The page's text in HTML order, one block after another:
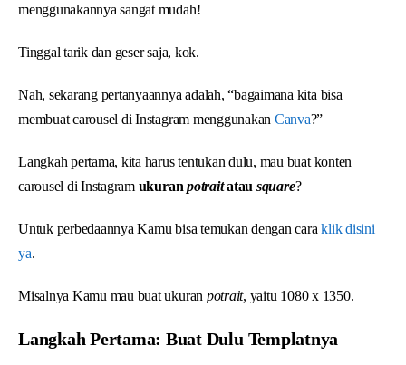
menggunakannya sangat mudah!
Tinggal tarik dan geser saja, kok.
Nah, sekarang pertanyaannya adalah, “bagaimana kita bisa
membuat carousel di Instagram menggunakan Canva?”
Langkah pertama, kita harus tentukan dulu, mau buat konten
carousel di Instagramukuranpotraitatau square?
Untuk perbedaannya Kamu bisa temukan dengan caraklik disini
ya.
Misalnya Kamu mau buat ukuran potrait, yaitu 1080 x 1350.
Langkah Pertama: Buat Dulu Templatnya